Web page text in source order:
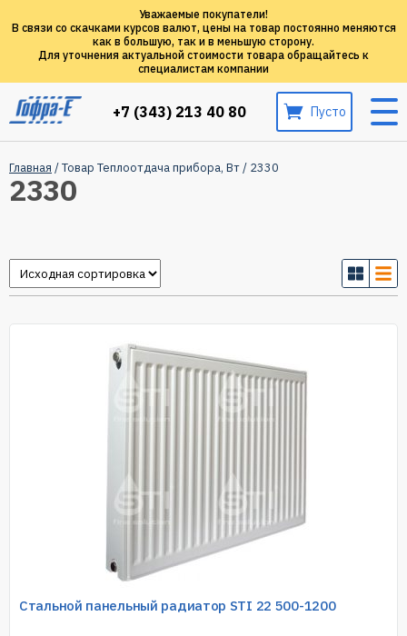
Уважаемые покупатели!
В связи со скачками курсов валют, цены на товар постоянно меняются
как в большую, так и в меньшую сторону.
Для уточнения актуальной стоимости товара обращайтесь к
специалистам компании
+7 (343) 213 40 80 Пусто
Главная / Товар Теплоотдача прибора, Вт / 2330
2330
Стальной панельный радиатор STI 22 500-1200